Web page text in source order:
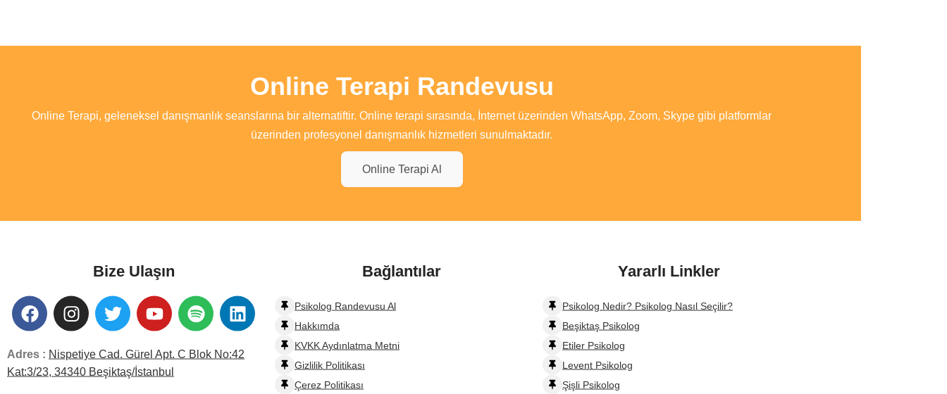
Online Terapi Randevusu
Online Terapi, geleneksel danışmanlık seanslarına bir alternatiftir. Online terapi sırasında, İnternet üzerinden WhatsApp, Zoom, Skype gibi platformlar
üzerinden profesyonel danışmanlık hizmetleri sunulmaktadır.
Online Terapi Al
Bize Ulaşın
Adres : Nispetiye Cad. Gürel Apt. C Blok No:42
Kat:3/23, 34340 Beşiktaş/İstanbul
Bağlantılar
Psikolog Randevusu Al
Hakkımda
KVKK Aydınlatma Metni
Gizlilik Politikası
Çerez Politikası
Yararlı Linkler
Psikolog Nedir? Psikolog Nasıl Seçilir?
Beşiktaş Psikolog
Etiler Psikolog
Levent Psikolog
Şişli Psikolog